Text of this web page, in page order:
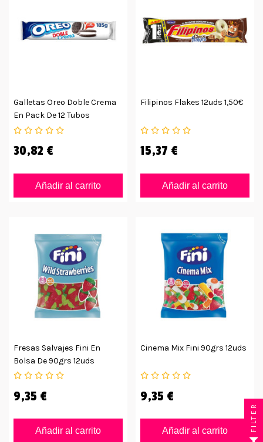
Galletas Oreo Doble Crema
En Pack De 12 Tubos
30,82 €
Añadir al carrito
Filipinos Flakes 12uds 1,50€
15,37 €
Añadir al carrito
Fresas Salvajes Fini En
Bolsa De 90grs 12uds
9,35 €
Añadir al carrito
Cinema Mix Fini 90grs 12uds
9,35 €
Añadir al carrito FILTER